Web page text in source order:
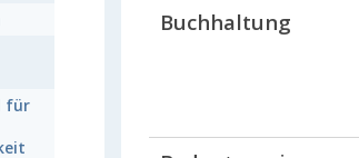
für
Buchhaltung